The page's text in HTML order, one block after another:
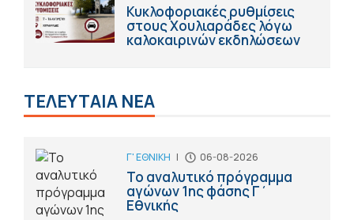
Κυκλοφοριακές ρυθμίσεις
στους Χουλιαράδες λόγω
καλοκαιρινών εκδηλώσεων
ΤΕΛΕΥΤΑΙΑ ΝΕΑ
Γ' ΕΘΝΙΚΗ | 06-08-2026
Το αναλυτικό πρόγραμμα
αγώνων 1ης φάσης Γ΄
Εθνικής